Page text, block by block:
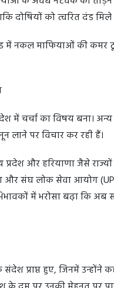
दोषियों को त्वरित दंड मिले
में नकल माफियाओं की
में चर्चा का विषय बना।
पर विचार कर रही हैं।
प्रदेश और हरियाणा जैसे
संघ लोक सेवा आयोग
में भरोसा बढ़ा कि अब
संदेश प्राप्त हुए, जिनमें